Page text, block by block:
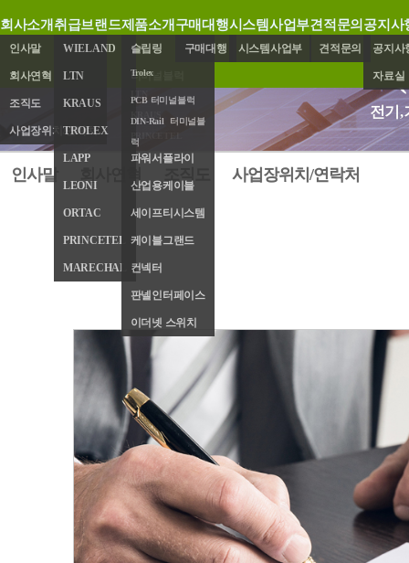
회사소개
인사말
회사연혁
조직도
사업장위치/연락처
취급브랜드
WIELAND
LTN
KRAUS
TROLEX
LAPP
LEONI
ORTAC
PRINCETEL
MARECHAL
제품소개
슬립링
Trolex
터미널블럭
PCB 터미널블럭
DIN-Rail 터미널블
럭
엔코더
파워서플라이
산업용케이블
세이프티시스템
케이블그랜드
컨넥터
판넬인터페이스
이더넷 스위치
구매대행
구매대행
시스템사업부
시스템사업부
견적문의
견적문의
공지사
공지사
자료실
전기,
인사말 사업장위치/연락처